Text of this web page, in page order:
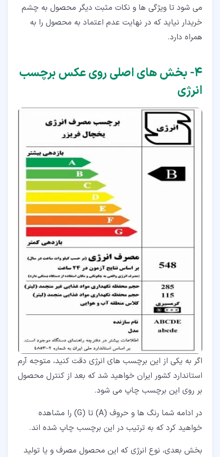
می شود تا ویژگی ها و نکات مثبت دیگر محصول به چشم
خریدار نیاید که در نهایت عدم اعتماد به محصول را به
همراه دارد.
۴‏- بخش های اصلی روی عکس برچسب
انرژی
اگر به یکی از این برچسب های انرژی دقت کنید، متوجه آرم
استاندارد کشور ایران خواهید شد که بعد از کنترل محصول
بر روی این برچسب چاپ می شود.
در ادامه شما رنگ ها و حروف (A) تا (G) را مشاهده
خواهید کرد که به ترتیب در این برچسب چاپ شده اند.
بخش بعدی، نوع انرژی که این محصول مصرف و یا تولید